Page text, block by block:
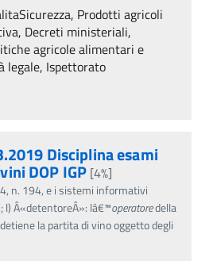
Prodotti agricoli
Decreti ministeriali,
agricole alimentari e
legale, Ispettorato
Disciplina esami
DOP IGP [4%]
n. 194, e i sistemi informativi
l) Â«detentoreÂ»: lâ€™operatoredella
la partita di vino oggetto degli